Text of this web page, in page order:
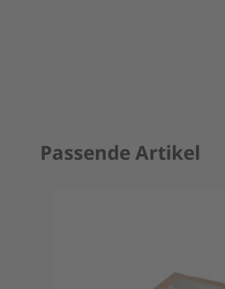
Passende Artikel